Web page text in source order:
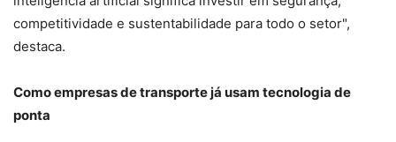
competitividade e sustentabilidade para todo o setor",
destaca.
Como empresas de transporte já usam tecnologia de
ponta